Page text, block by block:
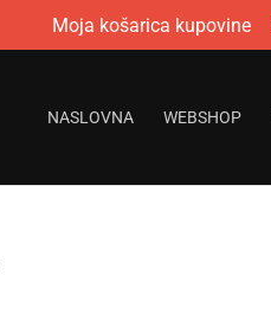
Moja košarica kupovine
NASLOVNA WEBSHOP